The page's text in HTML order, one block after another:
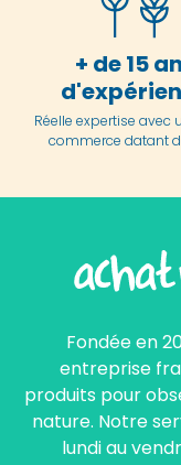
+ de 15
Réelle expertise avec
commerce datant
Fondée en
entreprise
produits pour
nature. Notre
lundi au